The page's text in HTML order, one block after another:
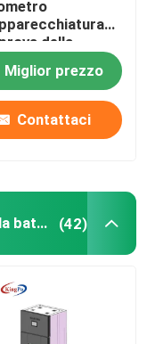
della
dell'ago di
50Hz Ф0.9mm
Miglior prezzo
Contattaci
Apparecchiatura di collaudo della batteria al litio (42)